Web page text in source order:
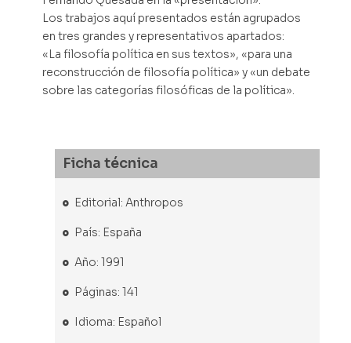
Los trabajos aquí presentados están agrupados
en tres grandes y representativos apartados:
«La filosofía política en sus textos», «para una
reconstrucción de filosofía política» y «un debate
sobre las categorías filosóficas de la política».
Ficha técnica
Editorial: Anthropos
País: España
Año: 1991
Páginas: 141
Idioma: Español